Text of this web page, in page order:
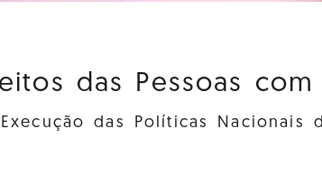
das Pessoas com
das Políticas